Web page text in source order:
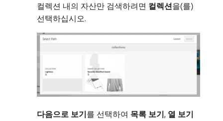
컬렉션 내의 자산만 검색하려면 컬렉션​을(를)
선택하십시오.
다음으로 보기​를 선택하여 목록 보기, 열 보기